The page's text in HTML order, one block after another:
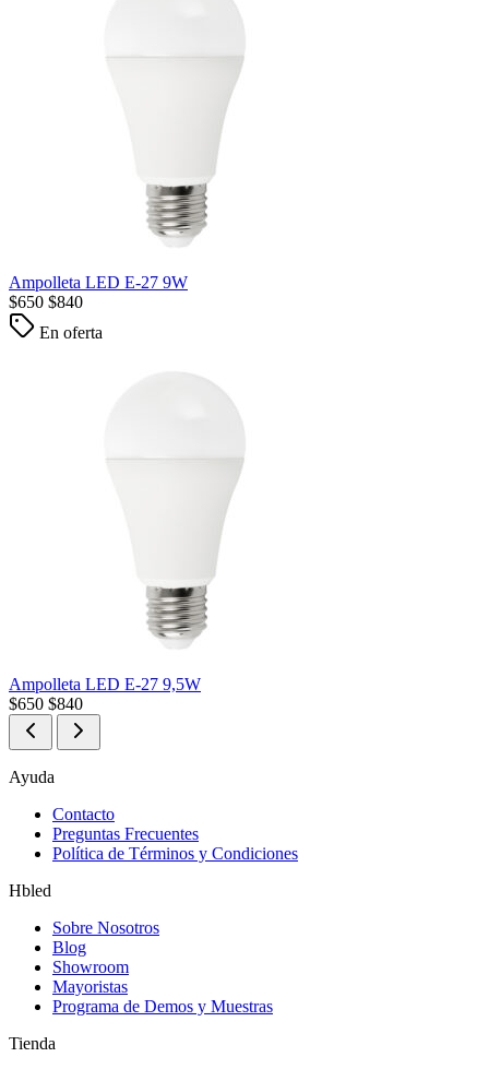
Ampolleta LED E-27 9W
$650 $840
En oferta
Ampolleta LED E-27 9,5W
$650 $840
Ayuda
Contacto
Preguntas Frecuentes
Política de Términos y Condiciones
Hbled
Sobre Nosotros
Blog
Showroom
Mayoristas
Programa de Demos y Muestras
Tienda